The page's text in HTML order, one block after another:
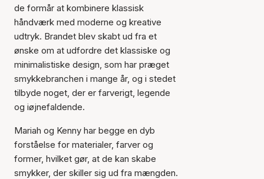
de formår at kombinere klassisk
håndværk med moderne og kreative
udtryk. Brandet blev skabt ud fra et
ønske om at udfordre det klassiske og
minimalistiske design, som har præget
smykkebranchen i mange år, og i stedet
tilbyde noget, der er farverigt, legende
og iøjnefaldende.
Mariah og Kenny har begge en dyb
forståelse for materialer, farver og
former, hvilket gør, at de kan skabe
smykker, der skiller sig ud fra mængden.